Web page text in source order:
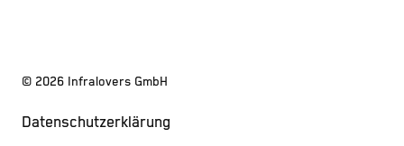
© 2026 Infralovers GmbH
Datenschutzerklärung